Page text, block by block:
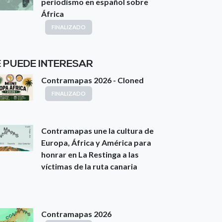
África
FINALIZADO
PUEDE INTERESAR
Contramapas 2026 - Cloned
FINALIZADO
Contramapas une la cultura de
Europa, África y América para
honrar en La Restinga a las
víctimas de la ruta canaria
Contramapas 2026